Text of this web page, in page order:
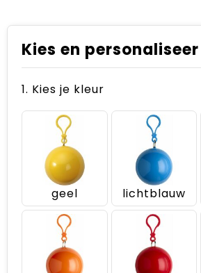
Kies en personaliseer
1. Kies je kleur
geel lichtblauw